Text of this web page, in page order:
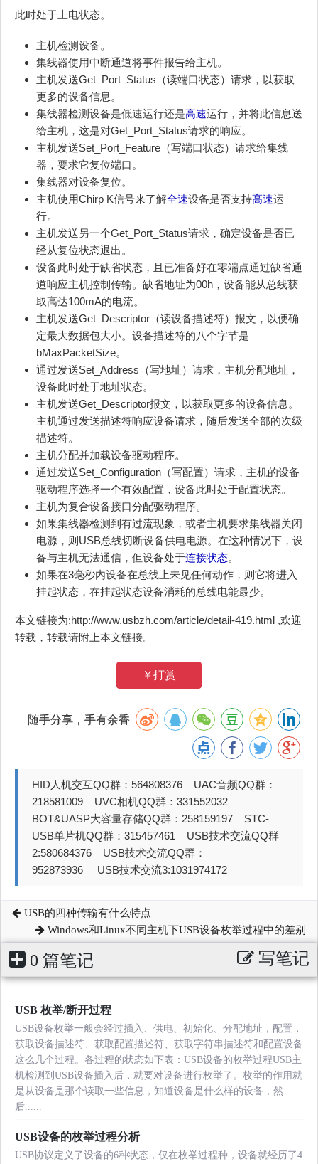
此时处于上电状态。
主机检测设备。
集线器使用中断通道将事件报告给主机。
主机发送Get_Port_Status（读端口状态）请求，以获取
更多的设备信息。
集线器检测设备是低速运行还是高速运行，并将此信息送
给主机，这是对Get_Port_Status请求的响应。
主机发送Set_Port_Feature（写端口状态）请求给集线
器，要求它复位端口。
集线器对设备复位。
主机使用Chirp K信号来了解全速设备是否支持高速运
行。
主机发送另一个Get_Port_Status请求，确定设备是否已
经从复位状态退出。
设备此时处于缺省状态，且已准备好在零端点通过缺省通
道响应主机控制传输。缺省地址为00h，设备能从总线获
取高达100mA的电流。
主机发送Get_Descriptor（读设备描述符）报文，以便确
定最大数据包大小。设备描述符的八个字节是
bMaxPacketSize。
通过发送Set_Address（写地址）请求，主机分配地址，
设备此时处于地址状态。
主机发送Get_Descriptor报文，以获取更多的设备信息。
主机通过发送描述符响应设备请求，随后发送全部的次级
描述符。
主机分配并加载设备驱动程序。
通过发送Set_Configuration（写配置）请求，主机的设备
驱动程序选择一个有效配置，设备此时处于配置状态。
主机为复合设备接口分配驱动程序。
如果集线器检测到有过流现象，或者主机要求集线器关闭
电源，则USB总线切断设备供电电源。在这种情况下，设
备与主机无法通信，但设备处于连接状态。
如果在3毫秒内设备在总线上未见任何动作，则它将进入
挂起状态，在挂起状态设备消耗的总线电能最少。
本文链接为:http://www.usbzh.com/article/detail-419.html ,欢迎
转载，转载请附上本文链接。
￥打赏
随手分享，手有余香
HID人机交互QQ群：564808376 UAC音频QQ群：
218581009 UVC相机QQ群：331552032
BOT&UASP大容量存储QQ群：258159197 STC-
USB单片机QQ群：315457461 USB技术交流QQ群
2:580684376 USB技术交流QQ群：
952873936 USB技术交流3:1031974172
USB的四种传输有什么特点
Windows和Linux不同主机下USB设备枚举过程中的差别
0 篇笔记 写笔记
USB 枚举/断开过程
USB设备枚举一般会经过插入、供电、初始化、分配地址，配置，
获取设备描述符、获取配置描述符、获取字符串描述符和配置设备
这么几个过程。各过程的状态如下表：USB设备的枚举过程USB主
机检测到USB设备插入后，就要对设备进行枚举了。枚举的作用就
是从设备是那个读取一些信息，知道设备是什么样的设备，然
后......
USB设备的枚举过程分析
USB协议定义了设备的6种状态，仅在枚举过程种，设备就经历了4